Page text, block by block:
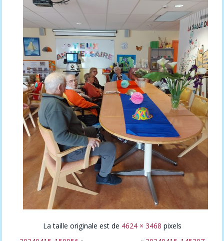
La taille originale est de 4624 × 3468 pixels